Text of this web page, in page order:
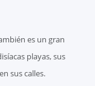
es un gran
playas, sus
sus calles.